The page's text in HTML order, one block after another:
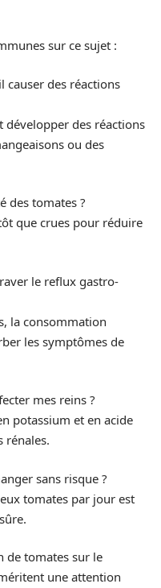
sur ce sujet :
causer des réactions
développer des réactions
ou des
des tomates ?
que crues pour réduire
le reflux gastro-
la consommation
les symptômes de
mes reins ?
potassium et en acide
rénales.
sans risque ?
tomates par jour est
de tomates sur le
une attention